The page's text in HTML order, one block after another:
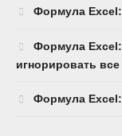
Формула
Формула
игнорировать
Формула Excel: